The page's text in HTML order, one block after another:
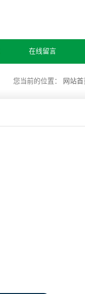
在线留言
您当前的位置： 网站首